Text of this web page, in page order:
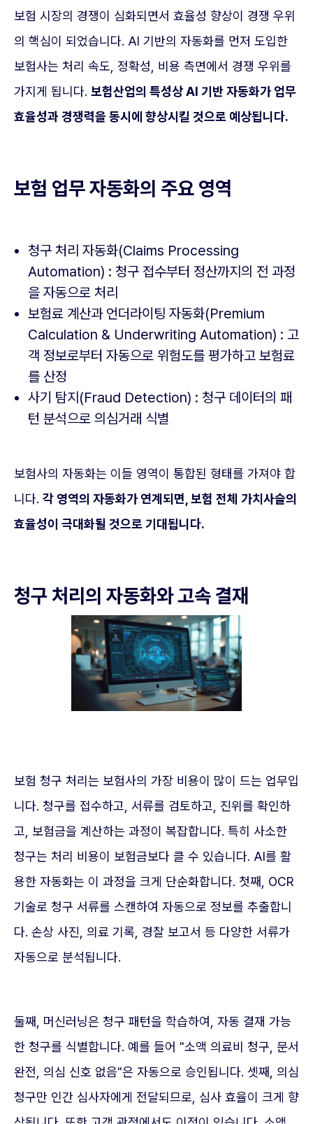
보험 시장의 경쟁이 심화되면서 효율성 향상이 경쟁 우위
의 핵심이 되었습니다. AI 기반의 자동화를 먼저 도입한
보험사는 처리 속도, 정확성, 비용 측면에서 경쟁 우위를
가지게 됩니다. 보험산업의 특성상 AI 기반 자동화가 업무
효율성과 경쟁력을 동시에 향상시킬 것으로 예상됩니다.
보험 업무 자동화의 주요 영역
청구 처리 자동화(Claims Processing
Automation) : 청구 접수부터 정산까지의 전 과정
을 자동으로 처리
보험료 계산과 언더라이팅 자동화(Premium
Calculation & Underwriting Automation) : 고
객 정보로부터 자동으로 위험도를 평가하고 보험료
를 산정
사기 탐지(Fraud Detection) : 청구 데이터의 패
턴 분석으로 의심거래 식별
보험사의 자동화는 이들 영역이 통합된 형태를 가져야 합
니다. 각 영역의 자동화가 연계되면, 보험 전체 가치사슬의
효율성이 극대화될 것으로 기대됩니다.
청구 처리의 자동화와 고속 결재
보험 청구 처리는 보험사의 가장 비용이 많이 드는 업무입
니다. 청구를 접수하고, 서류를 검토하고, 진위를 확인하
고, 보험금을 계산하는 과정이 복잡합니다. 특히 사소한
청구는 처리 비용이 보험금보다 클 수 있습니다. AI를 활
용한 자동화는 이 과정을 크게 단순화합니다. 첫째, OCR
기술로 청구 서류를 스캔하여 자동으로 정보를 추출합니
다. 손상 사진, 의료 기록, 경찰 보고서 등 다양한 서류가
자동으로 분석됩니다.
둘째, 머신러닝은 청구 패턴을 학습하여, 자동 결재 가능
한 청구를 식별합니다. 예를 들어 "소액 의료비 청구, 문서
완전, 의심 신호 없음"은 자동으로 승인됩니다. 셋째, 의심
청구만 인간 심사자에게 전달되므로, 심사 효율이 크게 향